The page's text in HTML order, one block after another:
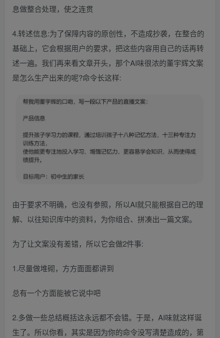
息做整合处理，使之连贯
4.转述信息:为了保障内容的原创性，不造成抄袭，在整合的
基础上，它会根据用户的要求，把这些内容用自己的话再转
述一遍。我们再来看文章开头，那个AI味很浓的董宇辉文案
是怎么生产出来的呢?命令长这样:
由于要求不明确，也没有参照，所以AI就只能根据自己的理
解、以往知识库中的资料，为你组合、拼凑出一篇文案。
为了让文案没有差错，所以它会做2件事:
1.尽量做堆砌，方方面面都讲到
总有一个方面能被它说中吧
2.多做一些总结概括这永远都不会错。于是，AI味就这样诞
生了。所以你看，其实是因为你的命令没写清楚造成的，第